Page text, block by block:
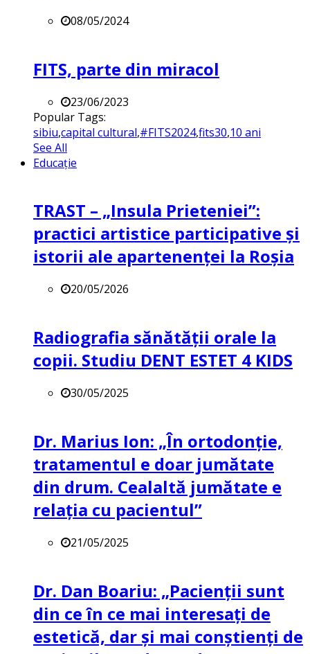
08/05/2024
FITS, parte din miracol
23/06/2023
Popular Tags:
sibiu,capital cultural,#FITS2024,fits30,10 ani
See All
Educație
TRAST – „Insula Prieteniei”:
practici artistice participative și
istorii ale apartenenței la Roșia
20/05/2026
Radiografia sănătății orale la
copii. Studiu DENT ESTET 4 KIDS
30/05/2025
Dr. Marius Ion: „În ortodonție,
tratamentul e doar jumătate
din drum. Cealaltă jumătate e
relația cu pacientul”
21/05/2025
Dr. Dan Boariu: „Pacienții sunt
din ce în ce mai interesați de
estetică, dar și mai conștienți de